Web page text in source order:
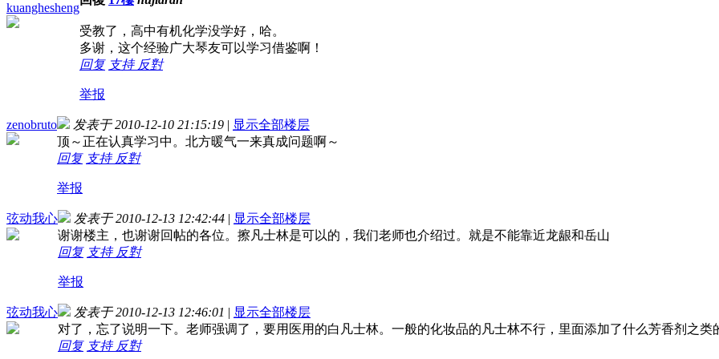
kuanghesheng
受教了，高中有机化学没学好，哈。
多谢，这个经验广大琴友可以学习借鉴啊！
回复 支持 反對
举报
zenobruto 发表于 2010-12-10 21:15:19 | 显示全部楼层
顶～正在认真学习中。北方暖气一来真成问题啊～
回复 支持 反對
举报
弦动我心 发表于 2010-12-13 12:42:44 | 显示全部楼层
谢谢楼主，也谢谢回帖的各位。擦凡士林是可以的，我们老师也介绍过。就是不能靠近龙龈和岳山
回复 支持 反對
举报
弦动我心 发表于 2010-12-13 12:46:01 | 显示全部楼层
对了，忘了说明一下。老师强调了，要用医用的白凡士林。一般的化妆品的凡士林不行，里面添加了什么芳香剂之类
回复 支持 反對